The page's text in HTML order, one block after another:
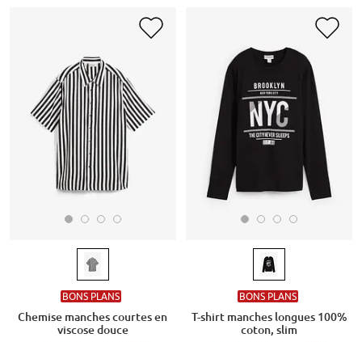
BONS PLANS
Chemise manches courtes en
viscose douce
BONS PLANS
T-shirt manches longues 100%
coton, slim